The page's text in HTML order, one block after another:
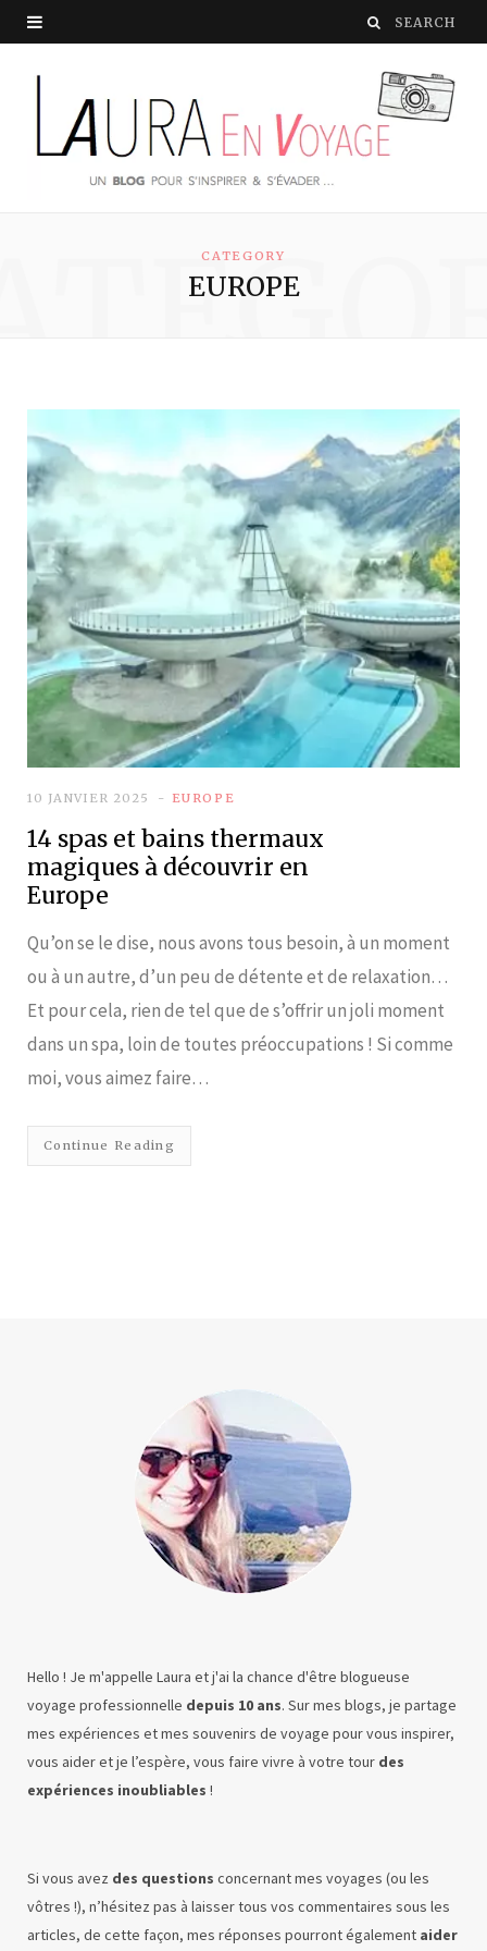
CATEGORY
EUROPE
EUROPE
10 JANVIER 2025
14 spas et bains thermaux
magiques à découvrir en
Europe
Qu’on se le dise, nous avons tous besoin, à un moment
ou à un autre, d’un peu de détente et de relaxation…
Et pour cela, rien de tel que de s’offrir un joli moment
dans un spa, loin de toutes préoccupations ! Si comme
moi, vous aimez faire…
Continue Reading
Hello ! Je m'appelle Laura et j'ai la chance d'être blogueuse
voyage professionnelle depuis 10 ans. Sur mes blogs, je partage
mes expériences et mes souvenirs de voyage pour vous inspirer,
vous aider et je l’espère, vous faire vivre à votre tour des
expériences inoubliables !
Si vous avez des questions concernant mes voyages (ou les
vôtres !), n’hésitez pas à laisser tous vos commentaires sous les
articles, de cette façon, mes réponses pourront également aider